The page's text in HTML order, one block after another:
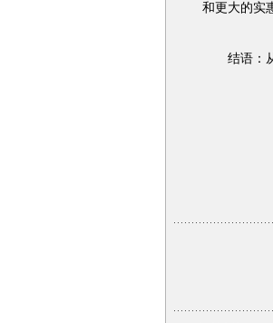
和更大的实
结语：从